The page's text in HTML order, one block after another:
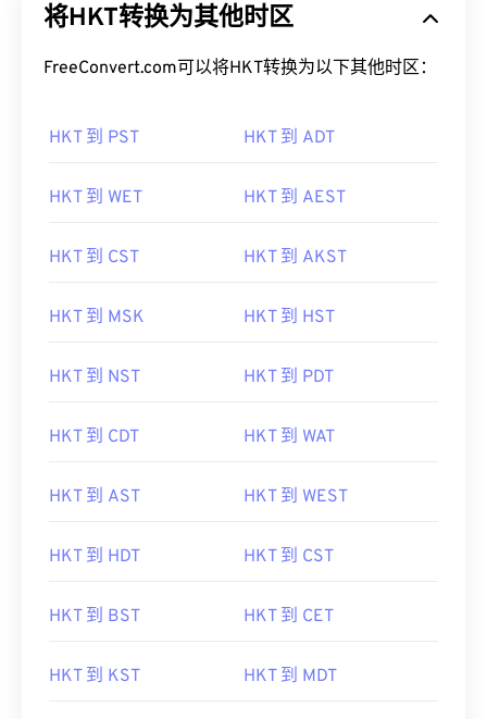
将HKT转换为其他时区
FreeConvert.com可以将HKT转换为以下其他时区：
HKT 到 PST HKT 到 ADT
HKT 到 WET HKT 到 AEST
HKT 到 CST HKT 到 AKST
HKT 到 MSK HKT 到 HST
HKT 到 NST HKT 到 PDT
HKT 到 CDT HKT 到 WAT
HKT 到 AST HKT 到 WEST
HKT 到 HDT HKT 到 CST
HKT 到 BST HKT 到 CET
HKT 到 KST HKT 到 MDT